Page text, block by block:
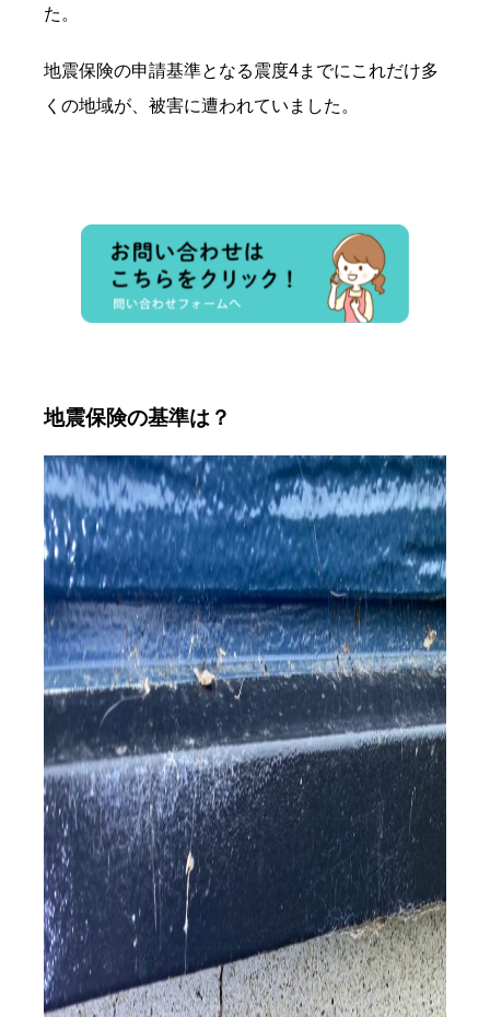
た。
地震保険の申請基準となる震度4までにこれだけ多
くの地域が、被害に遭われていました。
地震保険の基準は？